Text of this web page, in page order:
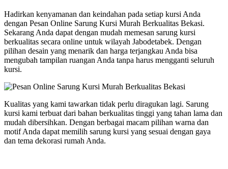
Hadirkan kenyamanan dan keindahan pada setiap kursi Anda
dengan Pesan Online Sarung Kursi Murah Berkualitas Bekasi.
Sekarang Anda dapat dengan mudah memesan sarung kursi
berkualitas secara online untuk wilayah Jabodetabek. Dengan
pilihan desain yang menarik dan harga terjangkau Anda bisa
mengubah tampilan ruangan Anda tanpa harus mengganti seluruh
kursi.
Kualitas yang kami tawarkan tidak perlu diragukan lagi. Sarung
kursi kami terbuat dari bahan berkualitas tinggi yang tahan lama dan
mudah dibersihkan. Dengan berbagai macam pilihan warna dan
motif Anda dapat memilih sarung kursi yang sesuai dengan gaya
dan tema dekorasi rumah Anda.